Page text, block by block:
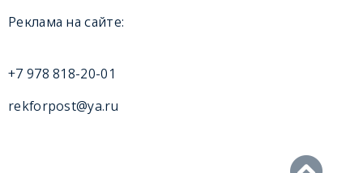
Реклама на сайте:
+7 978 818-20-01
rekforpost@ya.ru